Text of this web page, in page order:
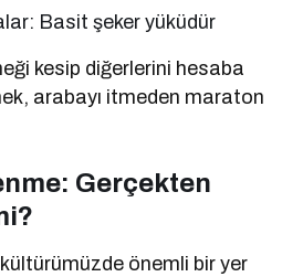
Basit şeker yüküdür
kesip diğerlerini hesaba
arabayı itmeden maraton
Gerçekten
önemli bir yer